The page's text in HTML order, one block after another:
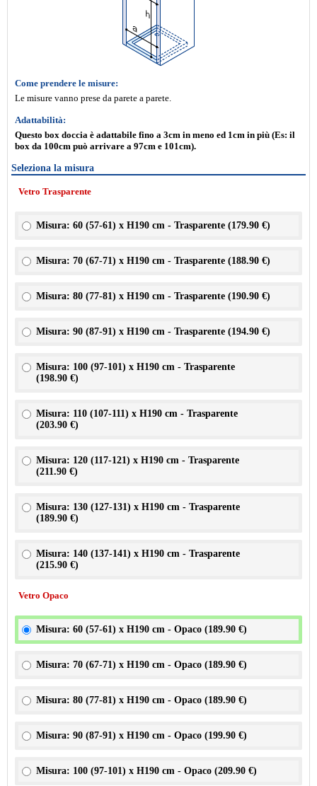
Come prendere le misure:
Le misure vanno prese da parete a parete.
Adattabilità:
Questo box doccia è adattabile fino a 3cm in meno ed 1cm in più (Es: il
box da 100cm può arrivare a 97cm e 101cm).
Seleziona la misura
Vetro Trasparente
Misura: 60 (57-61) x H190 cm - Trasparente (179.90 €)
Misura: 70 (67-71) x H190 cm - Trasparente (188.90 €)
Misura: 80 (77-81) x H190 cm - Trasparente (190.90 €)
Misura: 90 (87-91) x H190 cm - Trasparente (194.90 €)
Misura: 100 (97-101) x H190 cm - Trasparente
(198.90 €)
Misura: 110 (107-111) x H190 cm - Trasparente
(203.90 €)
Misura: 120 (117-121) x H190 cm - Trasparente
(211.90 €)
Misura: 130 (127-131) x H190 cm - Trasparente
(189.90 €)
Misura: 140 (137-141) x H190 cm - Trasparente
(215.90 €)
Vetro Opaco
Misura: 60 (57-61) x H190 cm - Opaco (189.90 €)
Misura: 70 (67-71) x H190 cm - Opaco (189.90 €)
Misura: 80 (77-81) x H190 cm - Opaco (189.90 €)
Misura: 90 (87-91) x H190 cm - Opaco (199.90 €)
Misura: 100 (97-101) x H190 cm - Opaco (209.90 €)